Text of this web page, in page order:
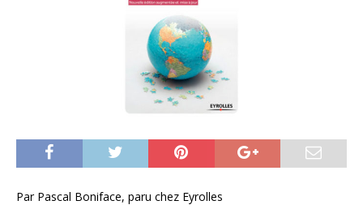
Par Pascal Boniface, paru chez Eyrolles